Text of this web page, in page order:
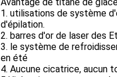
1. utilisations de système
d'épilation.
2. barres d'or de laser des
3. le système de
en été
4. Aucune cicatrice, aucun